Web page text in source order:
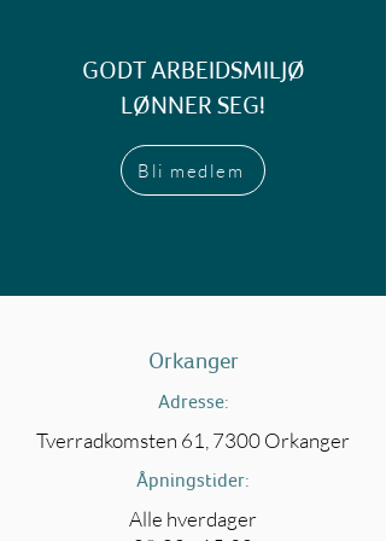
GODT ARBEIDSMILJØ
LØNNER SEG!
Bli medlem
Orkanger
Adresse:
Tverradkomsten 61, 7300 Orkanger
Åpningstider:
Alle hverdager